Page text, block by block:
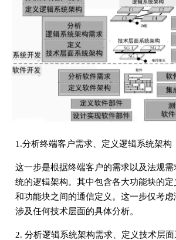
1.分析终端客户需求、定义逻辑系统架构
这一步是根据终端客户的需求以及法规
统的逻辑架构。其中包含各大功能块的
和功能块之间的通信定义。这一步仅考
涉及任何技术层面的具体分析。
2. 分析逻辑系统架构需求、定义技术层